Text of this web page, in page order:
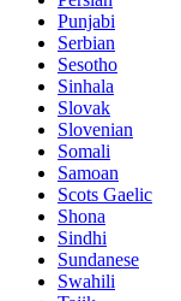
Punjabi
Serbian
Sesotho
Sinhala
Slovak
Slovenian
Somali
Samoan
Scots Gaelic
Shona
Sindhi
Sundanese
Swahili